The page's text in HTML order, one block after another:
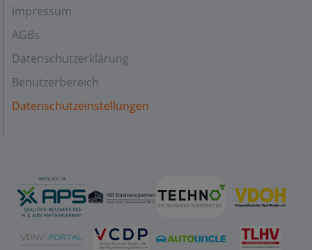
Impressum
AGBs
Datenschutzerklärung
Benutzerbereich
Datenschutzeinstellungen